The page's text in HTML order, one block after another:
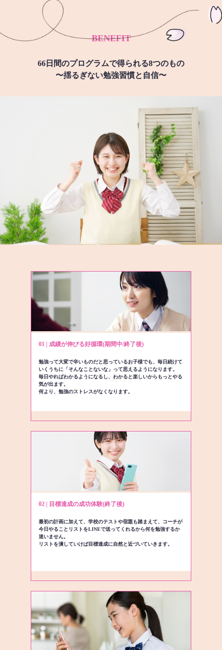
BENEFIT
66日間のプログラムで得られる8つのもの
〜揺るぎない勉強習慣と自信〜
01 | 成績が伸びる好循環(期間中/終了後)
勉強って大変で辛いものだと思っているお子様でも、毎日続けて
いくうちに「そんなことないな」って思えるようになります。
毎日やればわかるようになるし、わかると楽しいからもっとやる
気が出ます。
何より、勉強のストレスがなくなります。
02 | 目標達成の成功体験(終了後)
最初の計画に加えて、学校のテストや宿題も踏まえて、コーチが
今日やることリストをLINEで送ってくれるから何を勉強するか
迷いません。
リストを潰していけば目標達成に自然と近づいていきます。